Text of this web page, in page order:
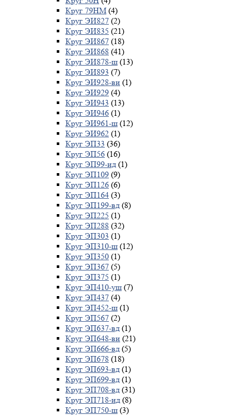
Круг 79НМ (4)
Круг ЭИ827 (2)
Круг ЭИ835 (21)
Круг ЭИ867 (18)
Круг ЭИ868 (41)
Круг ЭИ878-ш (13)
Круг ЭИ893 (7)
Круг ЭИ928-ви (1)
Круг ЭИ929 (4)
Круг ЭИ943 (13)
Круг ЭИ946 (1)
Круг ЭИ961-ш (12)
Круг ЭИ962 (1)
Круг ЭП33 (36)
Круг ЭП56 (16)
Круг ЭП99-ид (1)
Круг ЭП109 (9)
Круг ЭП126 (6)
Круг ЭП164 (3)
Круг ЭП199-вд (8)
Круг ЭП225 (1)
Круг ЭП288 (32)
Круг ЭП303 (1)
Круг ЭП310-ш (12)
Круг ЭП350 (1)
Круг ЭП367 (5)
Круг ЭП375 (1)
Круг ЭП410-уш (7)
Круг ЭП437 (4)
Круг ЭП452-ш (1)
Круг ЭП567 (2)
Круг ЭП637-вд (1)
Круг ЭП648-ви (21)
Круг ЭП666-вд (5)
Круг ЭП678 (18)
Круг ЭП693-вд (1)
Круг ЭП699-вд (1)
Круг ЭП708-вд (31)
Круг ЭП718-ид (8)
Круг ЭП750-ш (3)